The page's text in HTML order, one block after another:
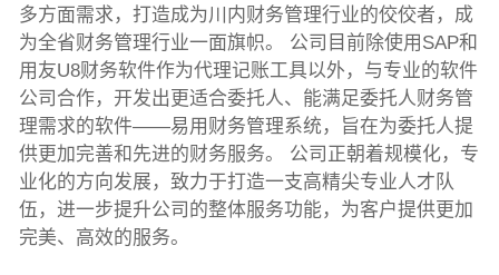
多方面需求，打造成为川内财务管理行业的佼佼者，成
为全省财务管理行业一面旗帜。 公司目前除使用SAP和
用友U8财务软件作为代理记账工具以外，与专业的软件
公司合作，开发出更适合委托人、能满足委托人财务管
理需求的软件——易用财务管理系统，旨在为委托人提
供更加完善和先进的财务服务。 公司正朝着规模化，专
业化的方向发展，致力于打造一支高精尖专业人才队
伍，进一步提升公司的整体服务功能，为客户提供更加
完美、高效的服务。